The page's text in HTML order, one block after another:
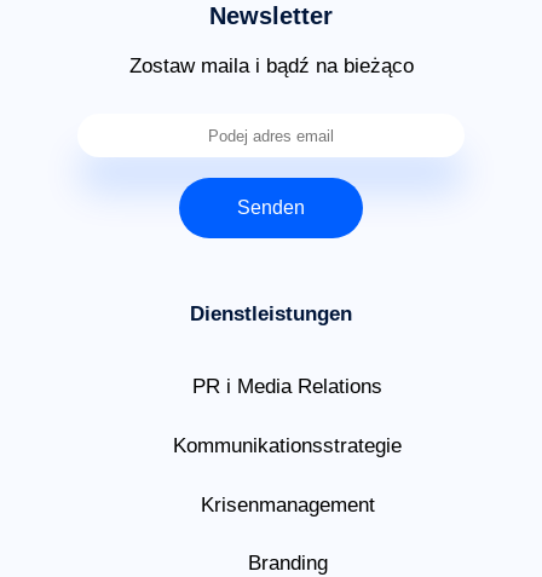
Newsletter
Zostaw maila i bądź na bieżąco
Senden
Dienstleistungen
PR i Media Relations
Kommunikationsstrategie
Krisenmanagement
Branding